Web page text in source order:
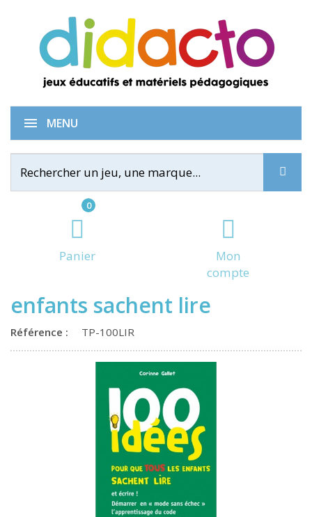
0
Panier
Mon
compte
MENU
100 idées pour que TOUS les
enfants sachent lire
Référence : TP-100LIR